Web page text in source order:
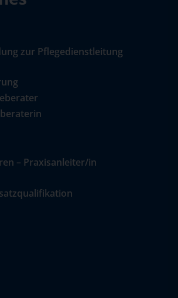
zur Pflegedienstleitung
– Praxisanleiter/in